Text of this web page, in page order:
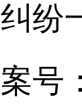
纠纷
案号